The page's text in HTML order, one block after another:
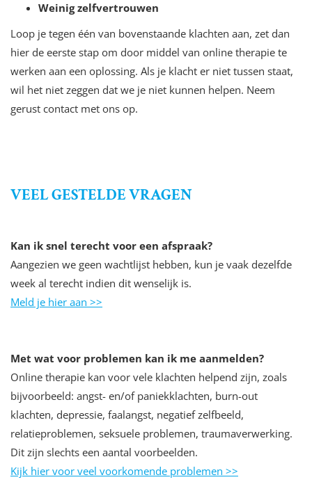
Weinig zelfvertrouwen
Loop je tegen één van bovenstaande klachten aan, zet dan
hier de eerste stap om door middel van online therapie te
werken aan een oplossing. Als je klacht er niet tussen staat,
wil het niet zeggen dat we je niet kunnen helpen. Neem
gerust contact met ons op.
VEEL GESTELDE VRAGEN
Kan ik snel terecht voor een afspraak?
Aangezien we geen wachtlijst hebben, kun je vaak dezelfde
week al terecht indien dit wenselijk is.
Meld je hier aan >>
Met wat voor problemen kan ik me aanmelden?
Online therapie kan voor vele klachten helpend zijn, zoals
bijvoorbeeld: angst- en/of paniekklachten, burn-out
klachten, depressie, faalangst, negatief zelfbeeld,
relatieproblemen, seksuele problemen, traumaverwerking.
Dit zijn slechts een aantal voorbeelden.
Kijk hier voor veel voorkomende problemen >>